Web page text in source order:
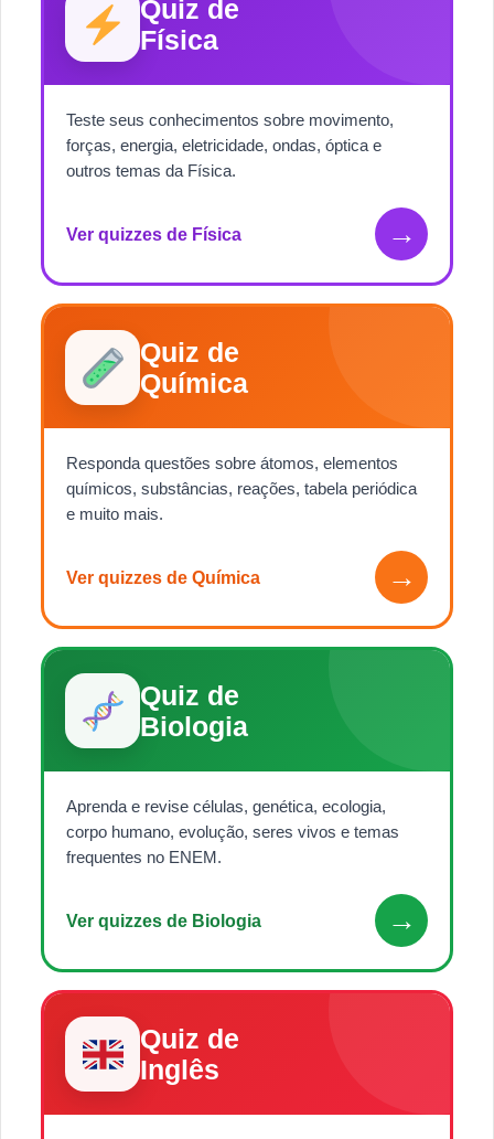
Quiz de
Física
Teste seus conhecimentos sobre movimento,
forças, energia, eletricidade, ondas, óptica e
outros temas da Física.
Ver quizzes de Física →
Quiz de
Química
Responda questões sobre átomos, elementos
químicos, substâncias, reações, tabela periódica
e muito mais.
Ver quizzes de Química →
Quiz de
Biologia
Aprenda e revise células, genética, ecologia,
corpo humano, evolução, seres vivos e temas
frequentes no ENEM.
Ver quizzes de Biologia →
Quiz de
Inglês